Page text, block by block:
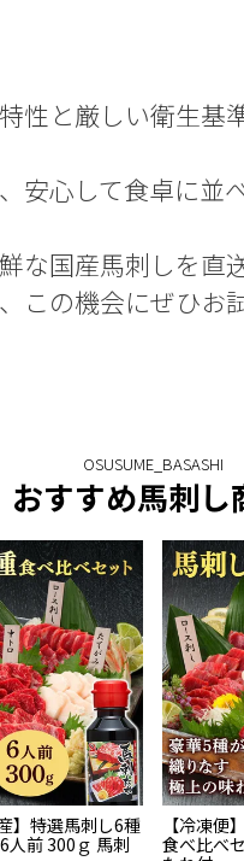
性と厳しい衛生基
心して食卓に並
国産馬刺しを直
この機会にぜひお
おすすめ馬刺し
】特選馬刺し6種
人前 300ｇ 馬刺
【冷凍便
食べ比べ